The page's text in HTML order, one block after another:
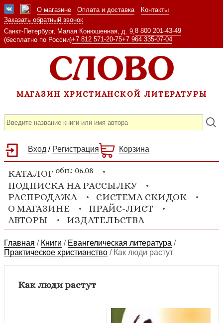
О магазине Оплата и доставка
Контакты
Заказать обратный звонок
Санкт-Петербург, Малая Конюшенная, д. 9, 8 800 201-43-49
(бесплатно по России)+7 812 571-20-75+7 964 335-07-04
МАГАЗИН ХРИСТИАНСКОЙ ЛИТЕРАТУРЫ
Вход / Регистрация Корзина
КАТАЛОГ обн.: 06.08
ПОДПИСКА НА РАССЫЛКУ
РАСПРОДАЖА
СИСТЕМА СКИДОК
О МАГАЗИНЕ
ПРАЙС-ЛИСТ
АВТОРЫ
ИЗДАТЕЛЬСТВА
Главная / Книги / Евангелическая литература /
Практическое христианство / Как люди растут
Как люди растут